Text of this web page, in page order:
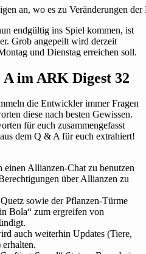
an, wo es zu Veränderungen
endgültig ins Spiel kommen, ist
Grob angepeilt wird derzeit
und Dienstag erreichen soll.
im ARK Digest 32
die Entwickler immer Fragen
diese nach besten Gewissen.
für euch zusammengefasst
dem Q & A für euch extrahiert!
Allianzen-Chat zu benutzen
über Allianzen zu
sowie der Pflanzen-Türme
Bola“ zum ergreifen von
auch weiterhin Updates (Tiere,